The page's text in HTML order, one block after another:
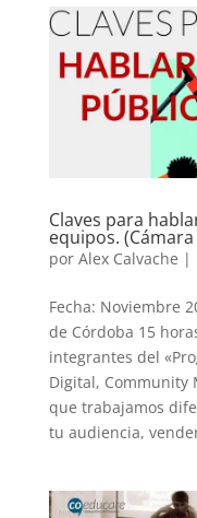
Claves para
equipos.
por Alex Calvache |
Fecha: Noviembre
de Córdoba 15
integrantes del
Digital, Community
que trabajamos
tu audiencia,